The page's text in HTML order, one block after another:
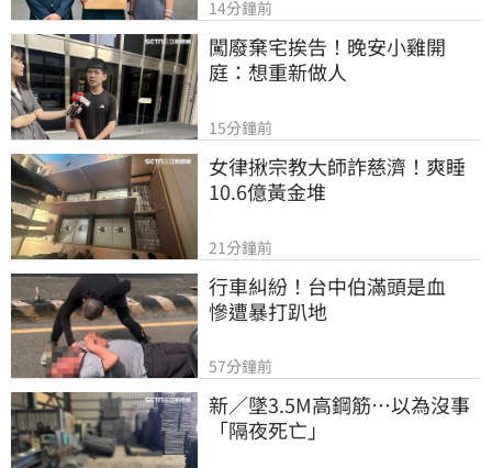
14分鐘前
闖廢棄宅挨告！晚安小雞開
庭：想重新做人
15分鐘前
女律揪宗教大師詐慈濟！爽睡
10.6億黃金堆
21分鐘前
行車糾紛！台中伯滿頭是血
慘遭暴打趴地
57分鐘前
新／墜3.5M高鋼筋…以為沒事
「隔夜死亡」